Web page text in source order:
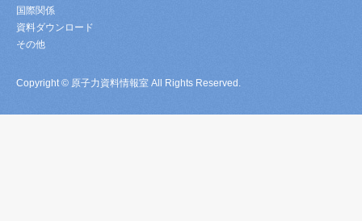
国際関係
資料ダウンロード
その他
Copyright © 原子力資料情報室 All Rights Reserved.